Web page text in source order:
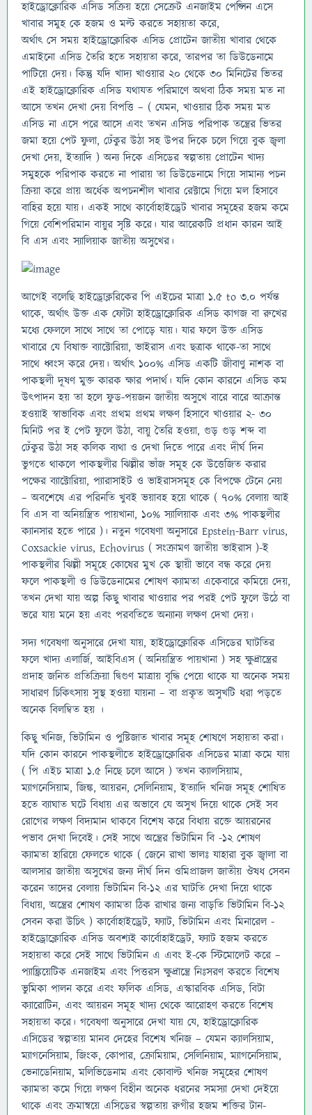
হাইড্রোক্লোরিক এসিড সক্রিয় হয়ে সেক্রেট এনজাইম পেপ্সিন এসে
খাবার সমুহ কে হজম ও মল্ট করতে সহায়তা করে,
অর্থাৎ সে সময় হাইড্রোক্লোরিক এসিড প্রোটেন জাতীয় খাবার থেকে
এমাইনো এসিড তৈরি হতে সহায়তা করে, তারপর তা ডিউডেনামে
পাটিয়ে দেয়। কিন্তু যদি খাদ্য খাওয়ার ২০ থেকে ৩০ মিনিটের ভিতর
এই হাইড্রোক্লোরিক এসিড যথাযত পরিমাণে অথবা ঠিক সময় মত না
আসে তখন দেখা দেয় বিপত্তি – ( যেমন, খাওয়ার ঠিক সময় মত
এসিড না এসে পরে আসে এবং তখন এসিড পরিপাক তন্ত্রের ভিতর
জমা হয়ে পেট ফুলা, ঢেঁকুর উঠা সহ উপর দিকে চলে গিয়ে বুক জ্বলা
দেখা দেয়, ইত্যাদি ) অন্য দিকে এসিডের স্বল্পতায় প্রোটেন খাদ্য
সমুহকে পরিপাক করতে না পারায় তা ডিউডেনামে গিয়ে সামান্য পচন
ক্রিয়া করে প্রায় অর্ধেক অপচনশীল খাবার রেক্টামে গিয়ে মল হিসাবে
বাহির হয়ে যায়। একই সাথে কার্বোহাইড্রেট খাবার সমূহের হজম কমে
গিয়ে বেশিপরিমান বায়ুর সৃষ্টি করে। যার আরেকটি প্রধান কারন আই
বি এস এবং স্যালিয়াক জাতীয় অসুখের।
আগেই বলেছি হাইড্রোক্লরিকের পি এইচের মাত্রা 1.5 to 3.0 পর্যন্ত
থাকে, অর্থাৎ উক্ত এক ফোঁটা হাইড্রোক্লোরিক এসিড কাগজ বা রুখের
মধ্যে ফেললে সাথে সাথে তা পোড়ে যায়। যার ফলে উক্ত এসিড
খাবারে যে বিষাক্ত ব্যাক্টোরিয়া, ভাইরাস এবং ছত্রাক থাকে-তা সাথে
সাথে ধ্বংস করে দেয়। অর্থাৎ ১০০% এসিড একটি জীবাণু নাশক বা
পাকস্থলী দূষণ মুক্ত কারক ক্ষার পদার্থ। যদি কোন কারনে এসিড কম
উৎপাদন হয় তা হলে ফুড-পয়জন জাতীয় অসুখে বারে বারে আক্রান্ত
হওয়াই স্বাভাবিক এবং প্রথম প্রথম লক্ষণ হিসাবে খাওয়ার ২- ৩০
মিনিট পর ই পেট ফুলে উঠা, বায়ু তৈরি হওয়া, গুড় গুড় শব্দ বা
ঢেঁকুর উঠা সহ কলিক ব্যথা ও দেখা দিতে পারে এবং দীর্ঘ দিন
ভুগতে থাকলে পাকস্থলীর ঝিল্লীর ভাঁজ সমূহ কে উত্তেজিত করার
পক্ষের ব্যাক্টোরিয়া, প্যারাসাইট ও ভাইরাসসমূহ কে বিপক্ষে টেনে নেয়
– অবশেষে এর পরিনতি খুবই ভয়াবহ হয়ে থাকে ( ৭০% বেলায় আই
বি এস বা অনিয়ন্ত্রিত পায়খানা, ১০% স্যালিয়াক এবং ৩% পাকস্থলীর
ক্যানসার হতে পারে )। নতুন গবেষণা অনুসারে Epstein-Barr virus,
Coxsackie virus, Echovirus ( সংক্রামণ জাতীয় ভাইরাস )-ই
পাকস্থলীর ঝিল্লী সমূহে কোষের মুখ কে স্থায়ী ভাবে বন্ধ করে দেয়
ফলে পাকস্থলী ও ডিউডেনামের শোষণ ক্যামতা একেবারে কমিয়ে দেয়,
তখন দেখা যায় অল্প কিছু খাবার খাওয়ার পর পরই পেট ফুলে উঠে বা
ভরে যায় মনে হয় এবং পরবতিতে অন্যান্য লক্ষণ দেখা দেয়।
সদ্য গবেষণা অনুসারে দেখা যায়, হাইড্রোক্লোরিক এসিডের ঘাটতির
ফলে খাদ্য এলার্জি, আইবিএস ( অনিয়ন্ত্রিত পায়খানা ) সহ ক্ষুদ্রান্ত্রের
প্রদাহ জনিত প্রতিক্রিয়া দ্বিগুণ মাত্রায় বৃদ্ধি পেয়ে থাকে যা অনেক সময়
সাধারণ চিকিৎসায় সুস্থ হওয়া যায়না – বা প্রকৃত অসুখটি ধরা পড়তে
অনেক বিলম্বিত হয় ।
কিছু খনিজ, ভিটামিন ও পুষ্টিজাত খাবার সমূহ শোষণে সহায়তা করা।
যদি কোন কারনে পাকস্থলীতে হাইড্রোক্লোরিক এসিডের মাত্রা কমে যায়
( পি এইচ মাত্রা 1.5 নিছে চলে আসে ) তখন ক্যালসিয়াম,
ম্যাগনেসিয়াম, জিঙ্ক, আয়রন, সেলিনিয়াম, ইত্যাদি খনিজ সমূহ শোষিত
হতে ব্যাঘাত ঘটে বিধায় এর অভাবে যে অসুখ দিয়ে থাকে সেই সব
রোগের লক্ষণ বিদ্যমান থাকবে বিশেষ করে বিধায় রক্তে আয়রনের
পভাব দেখা দিবেই। সেই সাথে অন্ত্রের ভিটামিন বি -১২ শোষণ
ক্যামতা হারিয়ে ফেলতে থাকে ( জেনে রাখা ভালঃ যাহারা বুক জ্বালা বা
আলসার জাতীয় অসুখের জন্য দীর্ঘ দিন ওমিপ্রাজল জাতীয় ঔষধ সেবন
করেন তাদের বেলায় ভিটামিন বি-১২ এর ঘাটতি দেখা দিয়ে থাকে
বিধায়, অন্ত্রের শোষণ ক্যামতা ঠিক রাখার জন্য বাড়তি ভিটামিন বি-১২
সেবন করা উচিৎ ) কার্বোহাইড্রেট, ফ্যাট, ভিটামিন এবং মিনারেল -
হাইড্রোক্লোরিক এসিড অবশ্যই কার্বোহাইড্রেট, ফ্যাট হজম করতে
সহায়তা করে সেই সাথে ভিটামিন এ এবং ই-কে স্টিমোলেট করে –
প্যাঙ্ক্রিয়েটিক এনজাইম এবং পিত্তরস ক্ষুদ্রান্ত্রে নিঃসরণ করতে বিশেষ
ভুমিকা পালন করে এবং ফলিক এসিড, এস্কারবিক এসিড, বিটা
ক্যারোটিন, এবং আয়রন সমূহ খাদ্য থেকে আরোহণ করতে বিশেষ
সহায়তা করে। গবেষণা অনুসারে দেখা যায় যে, হাইড্রোক্লোরিক
এসিডের স্বল্পতায় মানব দেহের বিশেষ খনিজ – যেমন ক্যালসিয়াম,
ম্যাগনেসিয়াম, জিংক, কোপার, ক্রোমিয়াম, সেলিনিয়াম, ম্যাগনেসিয়াম,
ভেনাডেনিয়াম, মলিভিডেনাম এবং কোবাল্ট খনিজ সমূহের শোষণ
ক্যামতা কমে গিয়ে লক্ষণ বিহীন অনেক ধরনের সমস্যা দেখা দেইয়ে
থাকে এবং ক্রমান্বয়ে এসিডের স্বল্পতায় রুগীর হজম শক্তির টান-